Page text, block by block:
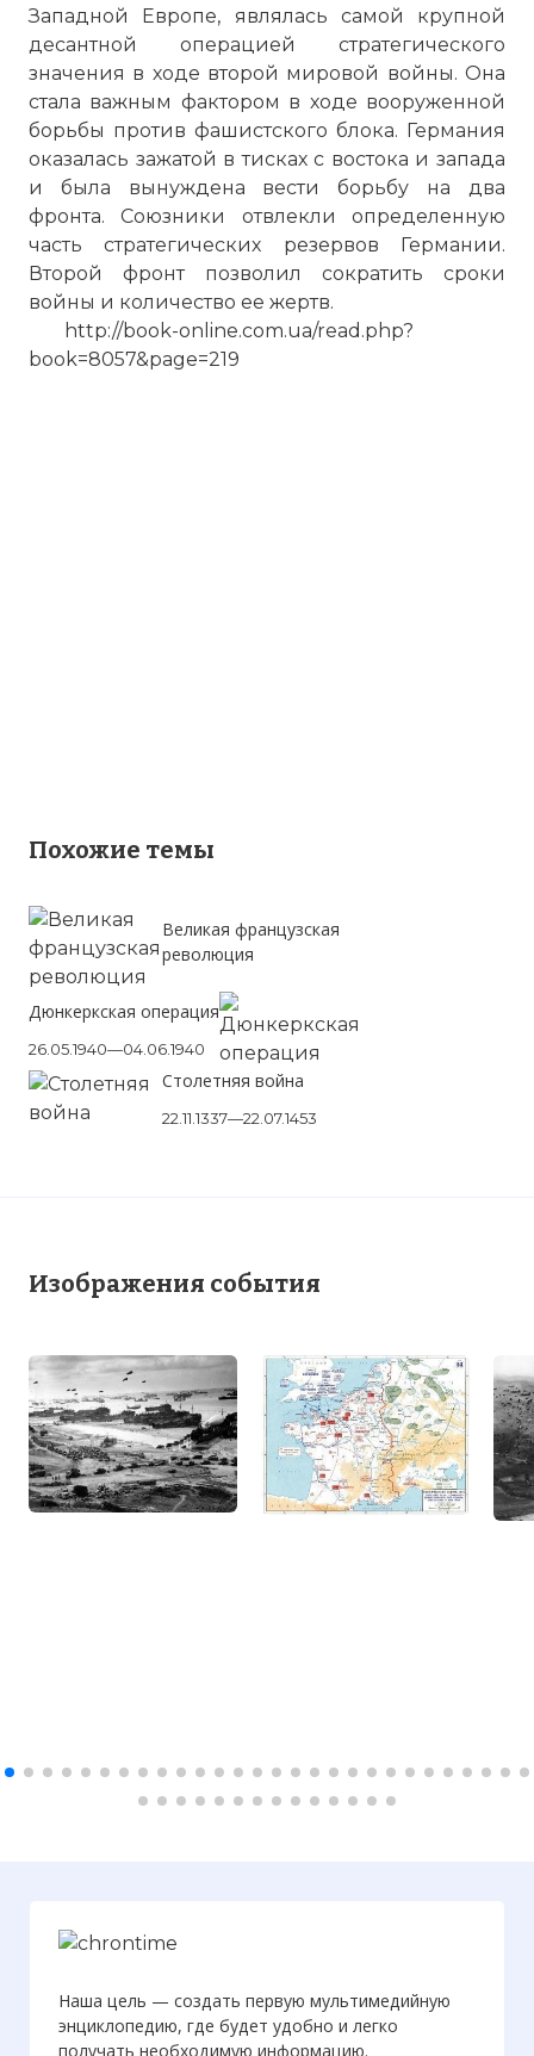
Западной Европе, являлась самой крупной
десантной операцией стратегического
значения в ходе второй мировой войны. Она
стала важным фактором в ходе вооруженной
борьбы против фашистского блока. Германия
оказалась зажатой в тисках с востока и запада
и была вынуждена вести борьбу на два
фронта. Союзники отвлекли определенную
часть стратегических резервов Германии.
Второй фронт позволил сократить сроки
войны и количество ее жертв.
http://book-online.com.ua/read.php?
book=8057&page=219
Похожие темы
Великая французская
революция
Дюнкеркская операция
26.05.1940—04.06.1940
Столетняя война
22.11.1337—22.07.1453
Изображения события
Наша цель — создать первую мультимедийную
энциклопедию, где будет удобно и легко
получать необходимую информацию.